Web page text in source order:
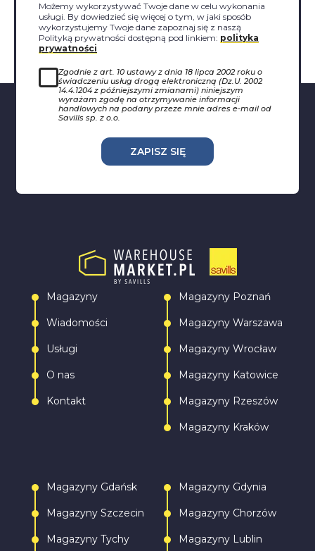
Możemy wykorzystywać Twoje dane w celu wykonania
usługi. By dowiedzieć się więcej o tym, w jaki sposób
wykorzystujemy Twoje dane zapoznaj się z naszą
Polityką prywatności dostępną pod linkiem: polityka
prywatności
Zgodnie z art. 10 ustawy z dnia 18 lipca 2002 roku o
świadczeniu usług drogą elektroniczną (Dz.U. 2002
14.4.1204 z późniejszymi zmianami) niniejszym
wyrażam zgodę na otrzymywanie informacji
handlowych na podany przeze mnie adres e-mail od
Savills sp. z o.o.
ZAPISZ SIĘ
Magazyny
Wiadomości
Usługi
O nas
Kontakt
Magazyny Poznań
Magazyny Warszawa
Magazyny Wrocław
Magazyny Katowice
Magazyny Rzeszów
Magazyny Kraków
Magazyny Gdańsk
Magazyny Szczecin
Magazyny Tychy
Magazyny Gdynia
Magazyny Chorzów
Magazyny Lublin